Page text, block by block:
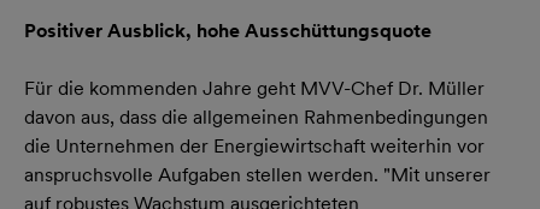
Positiver Ausblick, hohe Ausschüttungsquote
Für die kommenden Jahre geht MVV-Chef Dr. Müller
davon aus, dass die allgemeinen Rahmenbedingungen
die Unternehmen der Energiewirtschaft weiterhin vor
anspruchsvolle Aufgaben stellen werden. "Mit unserer
auf robustes Wachstum ausgerichteten